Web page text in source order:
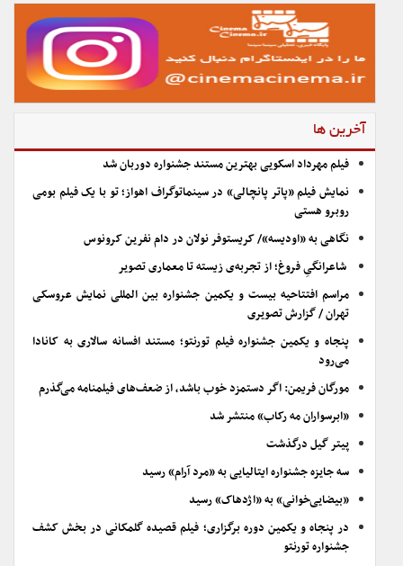
آخرین ها
فیلم مهرداد اسکویی بهترین مستند جشنواره دوربان شد
نمایش فیلم «پاتر پانچالی» در سینماتوگراف اهواز؛ تو با یک فیلم بومی
روبرو هستی
نگاهی به «اودیسه»/ کریستوفر نولان در دام نفرین کرونوس
شاعرانگیِ فروغ؛ از تجربه‌ی زیسته تا معماری تصویر
مراسم افتتاحیه بیست و یکمین جشنواره بین المللی نمایش عروسکی
تهران / گزارش تصویری
پنجاه و یکمین جشنواره فیلم تورنتو؛ مستند افسانه سالاری به کانادا
می‌رود
مورگان فریمن: اگر دستمزد خوب باشد، از ضعف‌های فیلمنامه می‌گذرم
«ابرسواران مه رکاب» منتشر شد
پیتر گیل درگذشت
سه جایزه جشنواره ایتالیایی به «مرد آرام» رسید
«بیضایی‌خوانی» به «اژدهاک» رسید
در پنجاه و یکمین دوره برگزاری؛ فیلم قصیده گلمکانی در بخش کشف
جشنواره تورنتو